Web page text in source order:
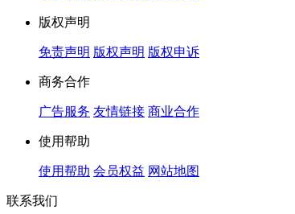
版权声明
免责声明 版权声明 版权申诉
商务合作
广告服务 友情链接 商业合作
使用帮助
使用帮助 会员权益 网站地图
联系我们